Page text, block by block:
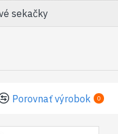
sekačky
Porovnať výrobok 0